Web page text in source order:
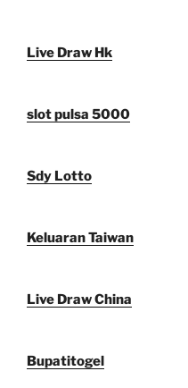
Live Draw Hk
slot pulsa 5000
Sdy Lotto
Keluaran Taiwan
Live Draw China
Bupatitogel